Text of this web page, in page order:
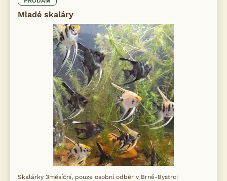
Mladé skaláry
Skalárky 3měsíční, pouze osobní odběr v Brně-Bystrci